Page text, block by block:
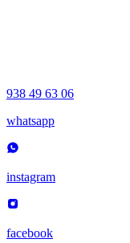
938 49 63 06
whatsapp
instagram
facebook